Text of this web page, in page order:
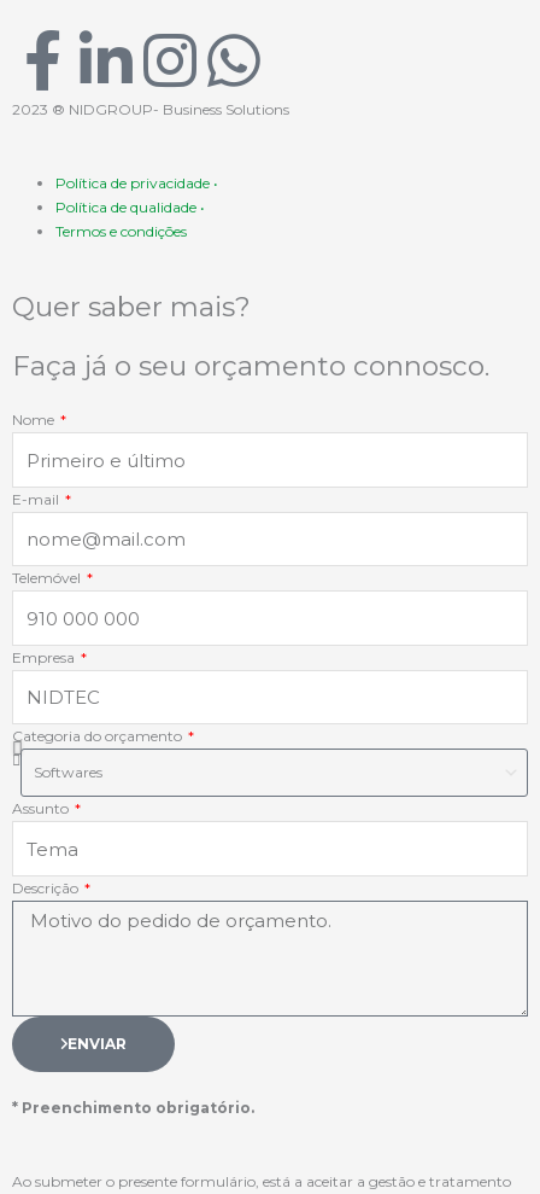
F
a
c
e
b
o
o
k
-
f
L
i
n
k
e
d
i
n
-
i
n
I
n
s
t
a
g
r
a
m
W
h
s
a
p
p
2023 ® NIDGROUP- Business Solutions
Política de privacidade •
Política de qualidade •
Termos e condições
Quer saber mais?
Faça já o seu orçamento connosco.
Nome
E-mail
Telemóvel
Empresa
Categoria do orçamento
Assunto
Descrição
ENVIAR
* Preenchimento obrigatório.
Ao submeter o presente formulário, está a aceitar a gestão e tratamento